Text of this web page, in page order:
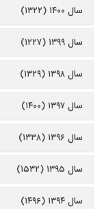
سال ۱۴۰۰ (۱۳۲۲)
سال ۱۳۹۹ (۱۲۲۷)
سال ۱۳۹۸ (۱۳۲۹)
سال ۱۳۹۷ (۱۴۰۰)
سال ۱۳۹۶ (۱۳۳۸)
سال ۱۳۹۵ (۱۵۳۲)
سال ۱۳۹۴ (۱۴۹۶)